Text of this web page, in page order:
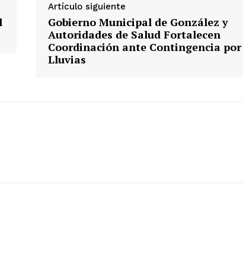
Artículo siguiente
Gobierno Municipal de González y
Autoridades de Salud Fortalecen
Coordinación ante Contingencia por
Lluvias